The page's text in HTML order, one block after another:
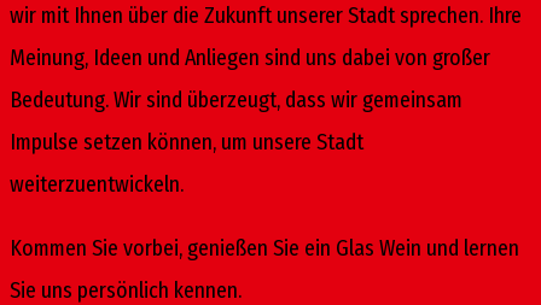
wir mit Ihnen über die Zukunft unserer Stadt sprechen. Ihre
Meinung, Ideen und Anliegen sind uns dabei von großer
Bedeutung. Wir sind überzeugt, dass wir gemeinsam
Impulse setzen können, um unsere Stadt
weiterzuentwickeln.
Kommen Sie vorbei, genießen Sie ein Glas Wein und lernen
Sie uns persönlich kennen.